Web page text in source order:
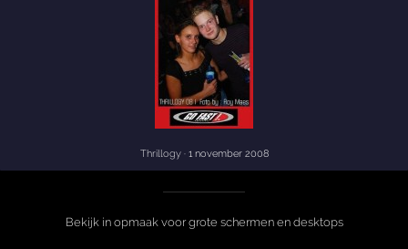
Thrillogy· 1 november 2008
Bekijk in opmaak voor grote schermen en desktops